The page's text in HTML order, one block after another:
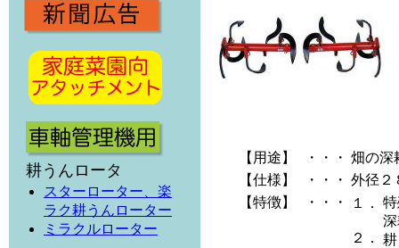
耕うんロータ
スターローター、楽
ラク耕うんローター
ミラクルローター
【用途】 ・・・ 畑の深
【仕様】
・・・ 外径２
【特徴】
・・・ １．
２．